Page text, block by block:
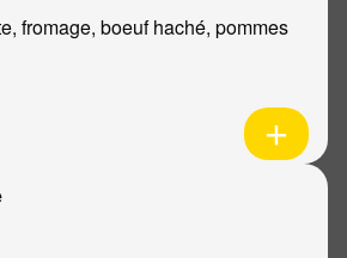
fromage, boeuf haché, pommes